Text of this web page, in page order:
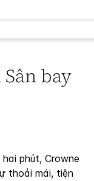
bay
phút, Crowne
thoải mái, tiện